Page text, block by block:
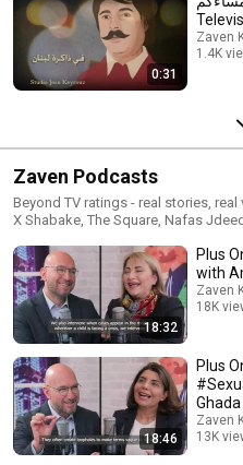
0:31
Zaven
1.4K
Zaven Podcasts
Beyond TV ratings - real stories, real voices, real
X Shabake, The Square, Nafas
#TheSamirKassirFoundation #DRI
18:32
Plus
with
Zaven
18K
18:46
Plus
Zaven
13K